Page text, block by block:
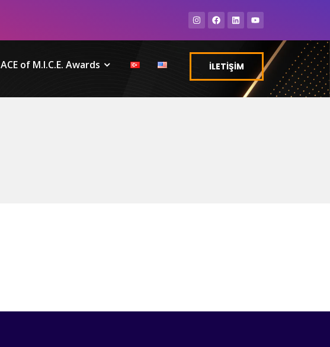
ACE of M.I.C.E. Awards İLETİŞİM